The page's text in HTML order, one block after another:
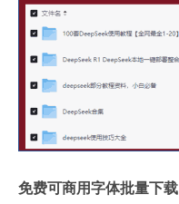
免费可商用字体批量下载